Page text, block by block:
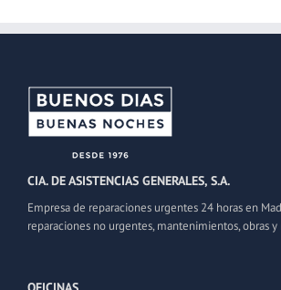
CIA. DE ASISTENCIAS GENERALES, S.A.
Empresa de reparaciones urgentes 24 horas en
reparaciones no urgentes, mantenimientos, obras y